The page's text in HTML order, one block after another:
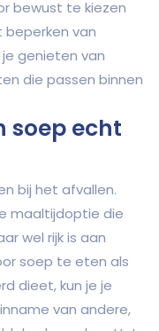
bewust te kiezen
van
genieten van
die passen binnen
soep echt
bij het afvallen.
maaltijdoptie die
wel rijk is aan
soep te eten als
dieet, kun je je
van andere,